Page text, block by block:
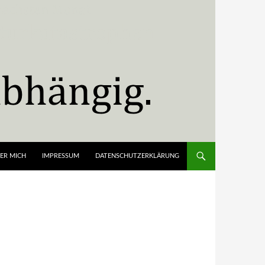
MICH IMPRESSUM DATENSCHUTZERKLÄRUNG